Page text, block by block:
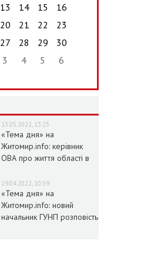
13 14 15
16
20 21 22
23
27 28 29
30
3 4 5 6
13.05.2022, 13:25
«Тема дня» на
Житомир.info: керівник
ОВА про життя області в
29.04.2022, 10:59
«Тема дня» на
Житомир.info: новий
начальник ГУНП розповість